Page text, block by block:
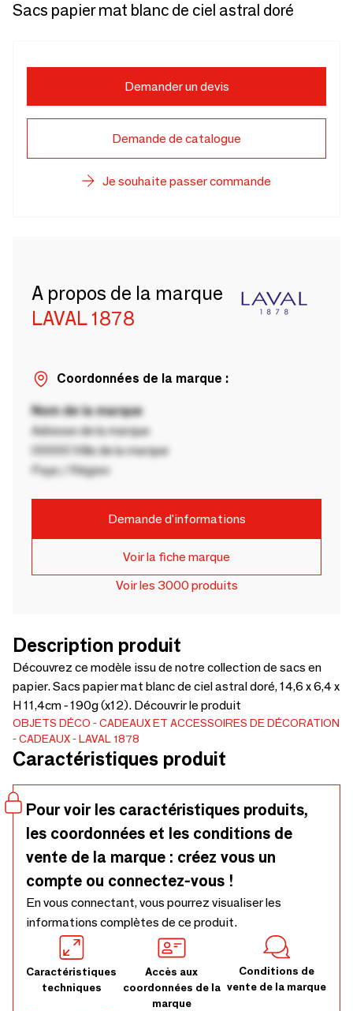
Sacs papier mat blanc de ciel astral doré
Demander un devis
Demande de catalogue
Je souhaite passer commande
A propos de la marque
LAVAL 1878
Coordonnées de la marque :
Nom de la marque
Adresse de la marque
00000 Ville de la marque
Pays / Région
Demande d'informations
Voir la fiche marque
Voir les 3000 produits
Description produit
Découvrez ce modèle issu de notre collection de sacs en
papier. Sacs papier mat blanc de ciel astral doré, 14,6 x 6,4 x
H 11,4cm - 190g (x12). Découvrir le produit
OBJETS DÉCO
CADEAUX ET ACCESSOIRES DE DÉCORATION
CADEAUX
LAVAL 1878
Caractéristiques produit
Pour voir les caractéristiques produits,
les coordonnées et les conditions de
vente de la marque : créez vous un
compte ou connectez-vous !
En vous connectant, vous pourrez visualiser les
informations complètes de ce produit.
Caractéristiques
techniques
Accès aux
coordonnées de la
marque
Conditions de
vente de la marque